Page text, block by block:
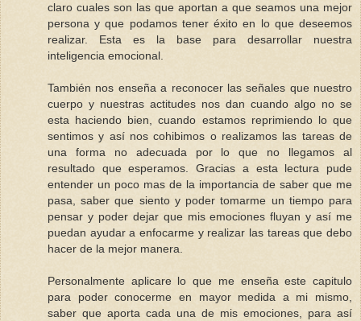
claro cuales son las que aportan a que seamos una mejor
persona y que podamos tener éxito en lo que deseemos
realizar. Esta es la base para desarrollar nuestra
inteligencia emocional.
También nos enseña a reconocer las señales que nuestro
cuerpo y nuestras actitudes nos dan cuando algo no se
esta haciendo bien, cuando estamos reprimiendo lo que
sentimos y así nos cohibimos o realizamos las tareas de
una forma no adecuada por lo que no llegamos al
resultado que esperamos. Gracias a esta lectura pude
entender un poco mas de la importancia de saber que me
pasa, saber que siento y poder tomarme un tiempo para
pensar y poder dejar que mis emociones fluyan y así me
puedan ayudar a enfocarme y realizar las tareas que debo
hacer de la mejor manera.
Personalmente aplicare lo que me enseña este capitulo
para poder conocerme en mayor medida a mi mismo,
saber que aporta cada una de mis emociones, para así